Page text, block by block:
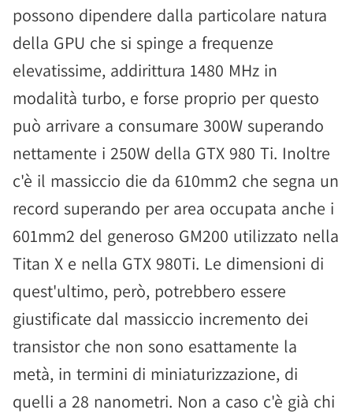
possono dipendere dalla particolare natura
della GPU che si spinge a frequenze
elevatissime, addirittura 1480 MHz in
modalità turbo, e forse proprio per questo
può arrivare a consumare 300W superando
nettamente i 250W della GTX 980 Ti. Inoltre
c'è il massiccio die da 610mm2 che segna un
record superando per area occupata anche i
601mm2 del generoso GM200 utilizzato nella
Titan X e nella GTX 980Ti. Le dimensioni di
quest'ultimo, però, potrebbero essere
giustificate dal massiccio incremento dei
transistor che non sono esattamente la
metà, in termini di miniaturizzazione, di
quelli a 28 nanometri. Non a caso c'è già chi